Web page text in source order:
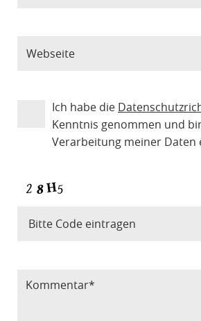
Ich habe die
Kenntnis genommen und
Verarbeitung meiner Daten